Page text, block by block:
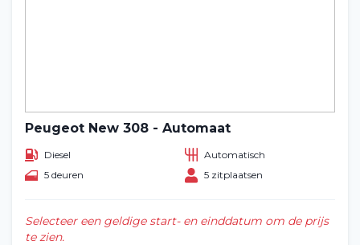
Peugeot New 308 - Automaat
Diesel
Automatisch
5 deuren
5 zitplaatsen
Selecteer een geldige start- en einddatum om de prijs
te zien.